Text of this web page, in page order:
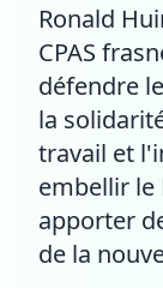
Ronald
CPAS
défendre
la
travail et
embellir le
apporter
de la